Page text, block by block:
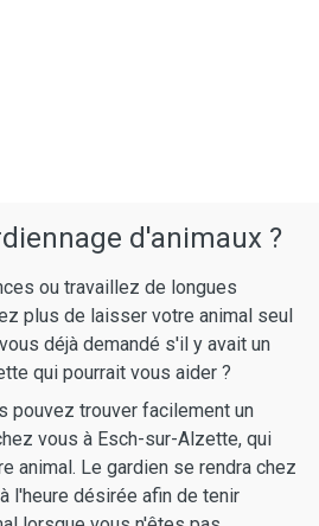
d'animaux ?
ou travaillez de longues
plus de laisser votre animal seul
déjà demandé s'il y avait un
qui pourrait vous aider ?
pouvez trouver facilement un
vous à Esch-sur-Alzette, qui
animal. Le gardien se rendra chez
l'heure désirée afin de tenir